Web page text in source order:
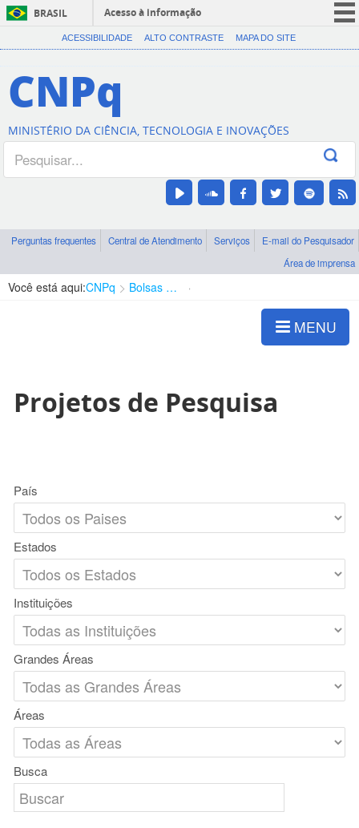
BRASIL
Acesso à informação
CORONAVÍRUS (COVID-19)
Canais
ACESSIBILIDADE ALTO CONTRASTE MAPA DO SITE
CNPq
MINISTÉRIO DA CIÊNCIA, TECNOLOGIA E INOVAÇÕES
Perguntas frequentes Central de Atendimento Serviços
E-mail do Pesquisador
Área de imprensa
Você está aqui:CNPq Bolsas e Auxílios Vigentes
MENU
Projetos de Pesquisa
País
Estados
Instituições
Grandes Áreas
Áreas
Busca